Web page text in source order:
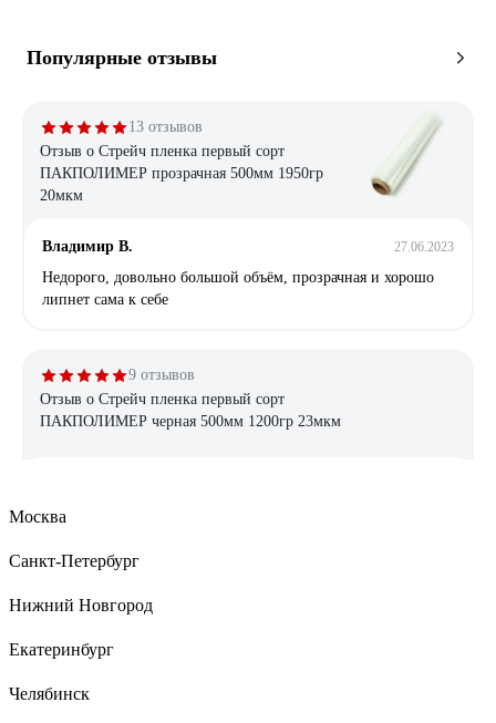
Популярные отзывы
13 отзывов
Отзыв о Стрейч пленка первый сорт
ПАКПОЛИМЕР прозрачная 500мм 1950гр
20мкм
Владимир В. 27.06.2023
Недорого, довольно большой объём, прозрачная и хорошо
липнет сама к себе
9 отзывов
Отзыв о Стрейч пленка первый сорт
ПАКПОЛИМЕР черная 500мм 1200гр 23мкм
Плёнка для обёртывания. Когда тянешь- плёнка сильно
20 отзывов
ПАКПОЛИМЕР серая 500мм 1200гр 23мкм
Москва
Санкт-Петербург
Нижний Новгород
Екатеринбург
Челябинск